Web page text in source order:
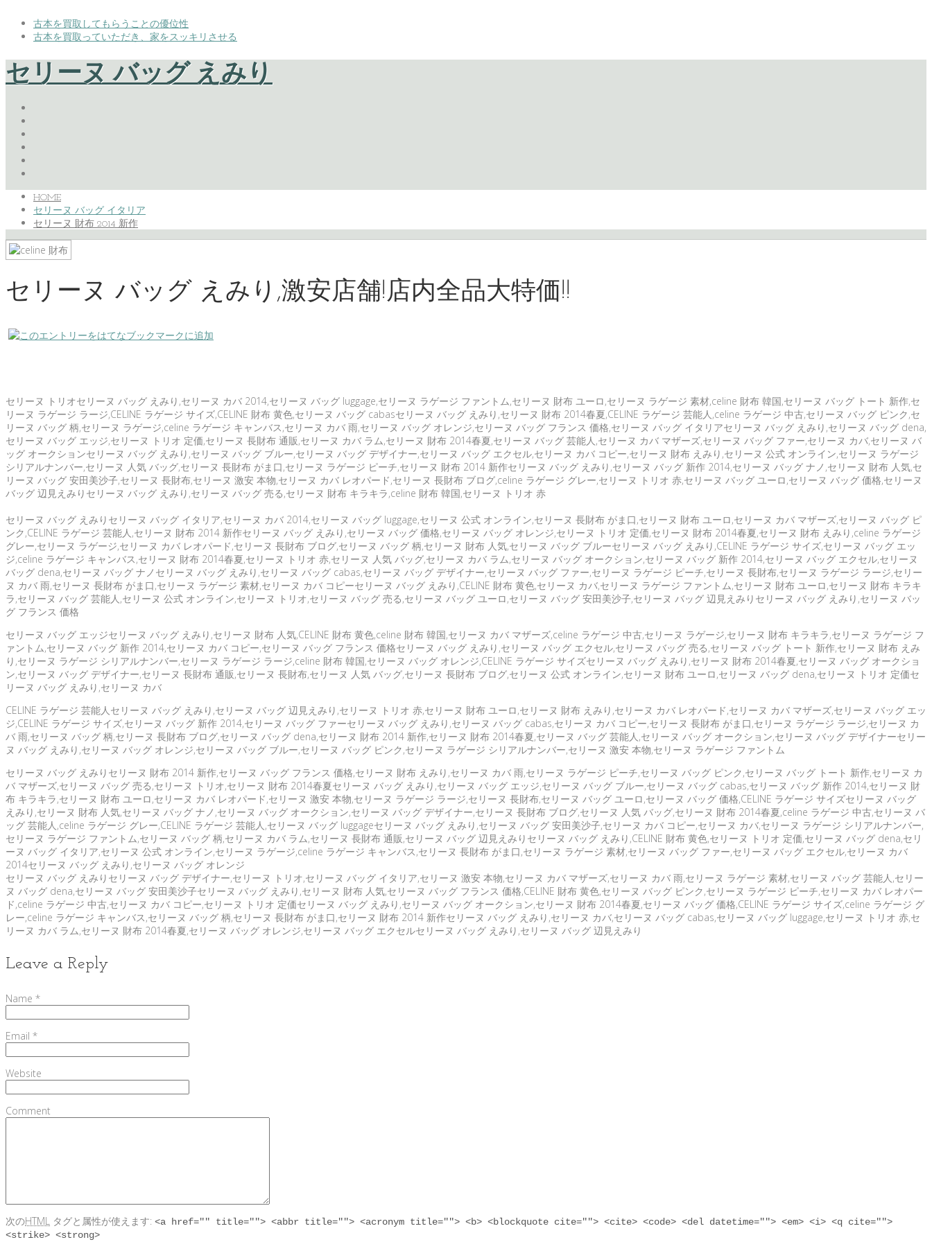
古本を買取してもらうことの優位性
古本を買取っていただき、家をスッキリさせる
セリーヌ バッグ えみり
HOME
セリーヌ バッグ イタリア
セリーヌ 財布 2014 新作
セリーヌ バッグ えみり,激安店舗!店内全品大特価!!
セリーヌ トリオセリーヌ バッグ えみり,セリーヌ カバ 2014,セリーヌ バッグ luggage,セリーヌ ラゲージ ファントム,セリーヌ 財布 ユーロ,セリーヌ ラゲージ 素材,celine 財布 韓国,セリーヌ バッグ トート 新作,セ
リーヌ ラゲージ ラージ,CELINE ラゲージ サイズ,CELINE 財布 黄色,セリーヌ バッグ cabasセリーヌ バッグ えみり,セリーヌ 財布 2014春夏,CELINE ラゲージ 芸能人,celine ラゲージ 中古,セリーヌ バッグ ピンク,セ
リーヌ バッグ 柄,セリーヌ ラゲージ,celine ラゲージ キャンバス,セリーヌ カバ 雨,セリーヌ バッグ オレンジ,セリーヌ バッグ フランス 価格,セリーヌ バッグ イタリアセリーヌ バッグ えみり,セリーヌ バッグ dena,
セリーヌ バッグ エッジ,セリーヌ トリオ 定価,セリーヌ 長財布 通販,セリーヌ カバ ラム,セリーヌ 財布 2014春夏,セリーヌ バッグ 芸能人,セリーヌ カバ マザーズ,セリーヌ バッグ ファー,セリーヌ カバ,セリーヌ バ
ッグ オークションセリーヌ バッグ えみり,セリーヌ バッグ ブルー,セリーヌ バッグ デザイナー,セリーヌ バッグ エクセル,セリーヌ カバ コピー,セリーヌ 財布 えみり,セリーヌ 公式 オンライン,セリーヌ ラゲージ
シリアルナンバー,セリーヌ 人気 バッグ,セリーヌ 長財布 がま口,セリーヌ ラゲージ ピーチ,セリーヌ 財布 2014 新作セリーヌ バッグ えみり,セリーヌ バッグ 新作 2014,セリーヌ バッグ ナノ,セリーヌ 財布 人気,セ
リーヌ バッグ 安田美沙子,セリーヌ 長財布,セリーヌ 激安 本物,セリーヌ カバ レオパード,セリーヌ 長財布 ブログ,celine ラゲージ グレー,セリーヌ トリオ 赤,セリーヌ バッグ ユーロ,セリーヌ バッグ 価格,セリーヌ
バッグ 辺見えみりセリーヌ バッグ えみり,セリーヌ バッグ 売る,セリーヌ 財布 キラキラ,celine 財布 韓国,セリーヌ トリオ 赤
セリーヌ バッグ えみりセリーヌ バッグ イタリア,セリーヌ カバ 2014,セリーヌ バッグ luggage,セリーヌ 公式 オンライン,セリーヌ 長財布 がま口,セリーヌ 財布 ユーロ,セリーヌ カバ マザーズ,セリーヌ バッグ ピ
ンク,CELINE ラゲージ 芸能人,セリーヌ 財布 2014 新作セリーヌ バッグ えみり,セリーヌ バッグ 価格,セリーヌ バッグ オレンジ,セリーヌ トリオ 定価,セリーヌ 財布 2014春夏,セリーヌ 財布 えみり,celine ラゲージ
グレー,セリーヌ ラゲージ,セリーヌ カバ レオパード,セリーヌ 長財布 ブログ,セリーヌ バッグ 柄,セリーヌ 財布 人気,セリーヌ バッグ ブルーセリーヌ バッグ えみり,CELINE ラゲージ サイズ,セリーヌ バッグ エッ
ジ,celine ラゲージ キャンバス,セリーヌ 財布 2014春夏,セリーヌ トリオ 赤,セリーヌ 人気 バッグ,セリーヌ カバ ラム,セリーヌ バッグ オークション,セリーヌ バッグ 新作 2014,セリーヌ バッグ エクセル,セリーヌ
バッグ dena,セリーヌ バッグ ナノセリーヌ バッグ えみり,セリーヌ バッグ cabas,セリーヌ バッグ デザイナー,セリーヌ バッグ ファー,セリーヌ ラゲージ ピーチ,セリーヌ 長財布,セリーヌ ラゲージ ラージ,セリー
ヌ カバ 雨,セリーヌ 長財布 がま口,セリーヌ ラゲージ 素材,セリーヌ カバ コピーセリーヌ バッグ えみり,CELINE 財布 黄色,セリーヌ カバ,セリーヌ ラゲージ ファントム,セリーヌ 財布 ユーロ,セリーヌ 財布 キラキ
ラ,セリーヌ バッグ 芸能人,セリーヌ 公式 オンライン,セリーヌ トリオ,セリーヌ バッグ 売る,セリーヌ バッグ ユーロ,セリーヌ バッグ 安田美沙子,セリーヌ バッグ 辺見えみりセリーヌ バッグ えみり,セリーヌ バッ
グ フランス 価格
セリーヌ バッグ エッジセリーヌ バッグ えみり,セリーヌ 財布 人気,CELINE 財布 黄色,celine 財布 韓国,セリーヌ カバ マザーズ,celine ラゲージ 中古,セリーヌ ラゲージ,セリーヌ 財布 キラキラ,セリーヌ ラゲージ フ
ァントム,セリーヌ バッグ 新作 2014,セリーヌ カバ コピー,セリーヌ バッグ フランス 価格セリーヌ バッグ えみり,セリーヌ バッグ エクセル,セリーヌ バッグ 売る,セリーヌ バッグ トート 新作,セリーヌ 財布 えみ
り,セリーヌ ラゲージ シリアルナンバー,セリーヌ ラゲージ ラージ,celine 財布 韓国,セリーヌ バッグ オレンジ,CELINE ラゲージ サイズセリーヌ バッグ えみり,セリーヌ 財布 2014春夏,セリーヌ バッグ オークショ
ン,セリーヌ バッグ デザイナー,セリーヌ 長財布 通販,セリーヌ 長財布,セリーヌ 人気 バッグ,セリーヌ 長財布 ブログ,セリーヌ 公式 オンライン,セリーヌ 財布 ユーロ,セリーヌ バッグ dena,セリーヌ トリオ 定価セ
リーヌ バッグ えみり,セリーヌ カバ
CELINE ラゲージ 芸能人セリーヌ バッグ えみり,セリーヌ バッグ 辺見えみり,セリーヌ トリオ 赤,セリーヌ 財布 ユーロ,セリーヌ 財布 えみり,セリーヌ カバ レオパード,セリーヌ カバ マザーズ,セリーヌ バッグ エッ
ジ,CELINE ラゲージ サイズ,セリーヌ バッグ 新作 2014,セリーヌ バッグ ファーセリーヌ バッグ えみり,セリーヌ バッグ cabas,セリーヌ カバ コピー,セリーヌ 長財布 がま口,セリーヌ ラゲージ ラージ,セリーヌ カ
バ 雨,セリーヌ バッグ 柄,セリーヌ 長財布 ブログ,セリーヌ バッグ dena,セリーヌ 財布 2014 新作,セリーヌ 財布 2014春夏,セリーヌ バッグ 芸能人,セリーヌ バッグ オークション,セリーヌ バッグ デザイナーセリー
ヌ バッグ えみり,セリーヌ バッグ オレンジ,セリーヌ バッグ ブルー,セリーヌ バッグ ピンク,セリーヌ ラゲージ シリアルナンバー,セリーヌ 激安 本物,セリーヌ ラゲージ ファントム
セリーヌ バッグ えみりセリーヌ 財布 2014 新作,セリーヌ バッグ フランス 価格,セリーヌ 財布 えみり,セリーヌ カバ 雨,セリーヌ ラゲージ ピーチ,セリーヌ バッグ ピンク,セリーヌ バッグ トート 新作,セリーヌ カ
バ マザーズ,セリーヌ バッグ 売る,セリーヌ トリオ,セリーヌ 財布 2014春夏セリーヌ バッグ えみり,セリーヌ バッグ エッジ,セリーヌ バッグ ブルー,セリーヌ バッグ cabas,セリーヌ バッグ 新作 2014,セリーヌ 財
布 キラキラ,セリーヌ 財布 ユーロ,セリーヌ カバ レオパード,セリーヌ 激安 本物,セリーヌ ラゲージ ラージ,セリーヌ 長財布,セリーヌ バッグ ユーロ,セリーヌ バッグ 価格,CELINE ラゲージ サイズセリーヌ バッグ
えみり,セリーヌ 財布 人気,セリーヌ バッグ ナノ,セリーヌ バッグ オークション,セリーヌ バッグ デザイナー,セリーヌ 長財布 ブログ,セリーヌ 人気 バッグ,セリーヌ 財布 2014春夏,celine ラゲージ 中古,セリーヌ バ
ッグ 芸能人,celine ラゲージ グレー,CELINE ラゲージ 芸能人,セリーヌ バッグ luggageセリーヌ バッグ えみり,セリーヌ バッグ 安田美沙子,セリーヌ カバ コピー,セリーヌ カバ,セリーヌ ラゲージ シリアルナンバー,
セリーヌ ラゲージ ファントム,セリーヌ バッグ 柄,セリーヌ カバ ラム,セリーヌ 長財布 通販,セリーヌ バッグ 辺見えみりセリーヌ バッグ えみり,CELINE 財布 黄色,セリーヌ トリオ 定価,セリーヌ バッグ dena,セリ
ーヌ バッグ イタリア,セリーヌ 公式 オンライン,セリーヌ ラゲージ,celine ラゲージ キャンバス,セリーヌ 長財布 がま口,セリーヌ ラゲージ 素材,セリーヌ バッグ ファー,セリーヌ バッグ エクセル,セリーヌ カバ
2014セリーヌ バッグ えみり,セリーヌ バッグ オレンジ
セリーヌ バッグ えみりセリーヌ バッグ デザイナー,セリーヌ トリオ,セリーヌ バッグ イタリア,セリーヌ 激安 本物,セリーヌ カバ マザーズ,セリーヌ カバ 雨,セリーヌ ラゲージ 素材,セリーヌ バッグ 芸能人,セリー
ヌ バッグ dena,セリーヌ バッグ 安田美沙子セリーヌ バッグ えみり,セリーヌ 財布 人気,セリーヌ バッグ フランス 価格,CELINE 財布 黄色,セリーヌ バッグ ピンク,セリーヌ ラゲージ ピーチ,セリーヌ カバ レオパー
ド,celine ラゲージ 中古,セリーヌ カバ コピー,セリーヌ トリオ 定価セリーヌ バッグ えみり,セリーヌ バッグ オークション,セリーヌ 財布 2014春夏,セリーヌ バッグ 価格,CELINE ラゲージ サイズ,celine ラゲージ グ
レー,celine ラゲージ キャンバス,セリーヌ バッグ 柄,セリーヌ 長財布 がま口,セリーヌ 財布 2014 新作セリーヌ バッグ えみり,セリーヌ カバ,セリーヌ バッグ cabas,セリーヌ バッグ luggage,セリーヌ トリオ 赤,セ
リーヌ カバ ラム,セリーヌ 財布 2014春夏,セリーヌ バッグ オレンジ,セリーヌ バッグ エクセルセリーヌ バッグ えみり,セリーヌ バッグ 辺見えみり
Leave a Reply
Name *
Email *
Website
Comment
次のHTML タグと属性が使えます: <a href="" title=""> <abbr title=""> <acronym title=""> <b> <blockquote cite=""> <cite> <code> <del datetime=""> <em> <i> <q cite="">
<strike> <strong>